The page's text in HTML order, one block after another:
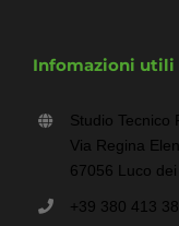
Infomazioni utili
Studio Tecnico
Via Regina
67056 Luco
+39 380 413